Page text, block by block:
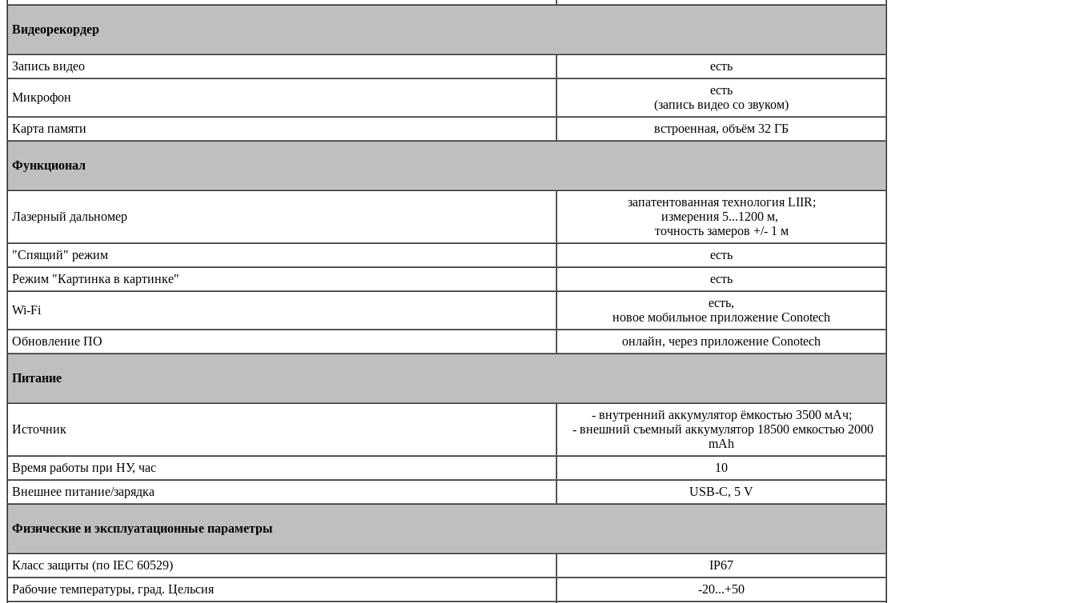
Видеорекордер
Запись видео есть
Микрофон
есть
(запись видео со звуком)
Карта памяти
встроенная, объём 32 ГБ
Функционал
Лазерный дальномер
запатентованная технология LIIR;
измерения 5...1200 м,
точность замеров +/- 1 м
"Спящий" режим
есть
Режим "Картинка в картинке"
есть
Wi-Fi
есть,
новое мобильное приложение Conotech
Обновление ПО
онлайн, через приложение Conotech
Питание
Источник
- внутренний аккумулятор ёмкостью 3500 мАч;
- внешний съемный аккумулятор 18500 емкостью 2000
mAh
Время работы при НУ, час
10
Внешнее питание/зарядка
USB-C, 5 V
Физические и эксплуатационные параметры
Класс защиты (по IEC 60529)
IP67
Рабочие температуры, град. Цельсия
-20...+50